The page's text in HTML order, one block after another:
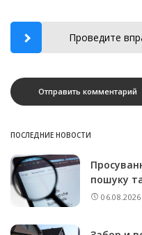
Проведите
ПОСЛЕДНИЕ НОВОСТИ
пошуку
06.08.2026